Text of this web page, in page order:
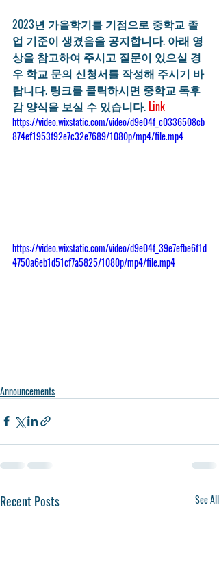
2023년 가을학기를 기점으로 중학교 졸
업 기준이 생겼음을 공지합니다. 아래 영
상을 참고하여 주시고 질문이 있으실 경
우 학교 문의 신청서를 작성해 주시기 바
랍니다. 링크를 클릭하시면 중학교 독후
감 양식을 보실 수 있습니다. Link
https://video.wixstatic.com/video/d9e04f_c0336508cb
874ef1953f92e7c32e7689/1080p/mp4/file.mp4
https://video.wixstatic.com/video/d9e04f_39e7efbe6f1d
4750a6eb1d51cf7a5825/1080p/mp4/file.mp4
Announcements
Recent Posts See All